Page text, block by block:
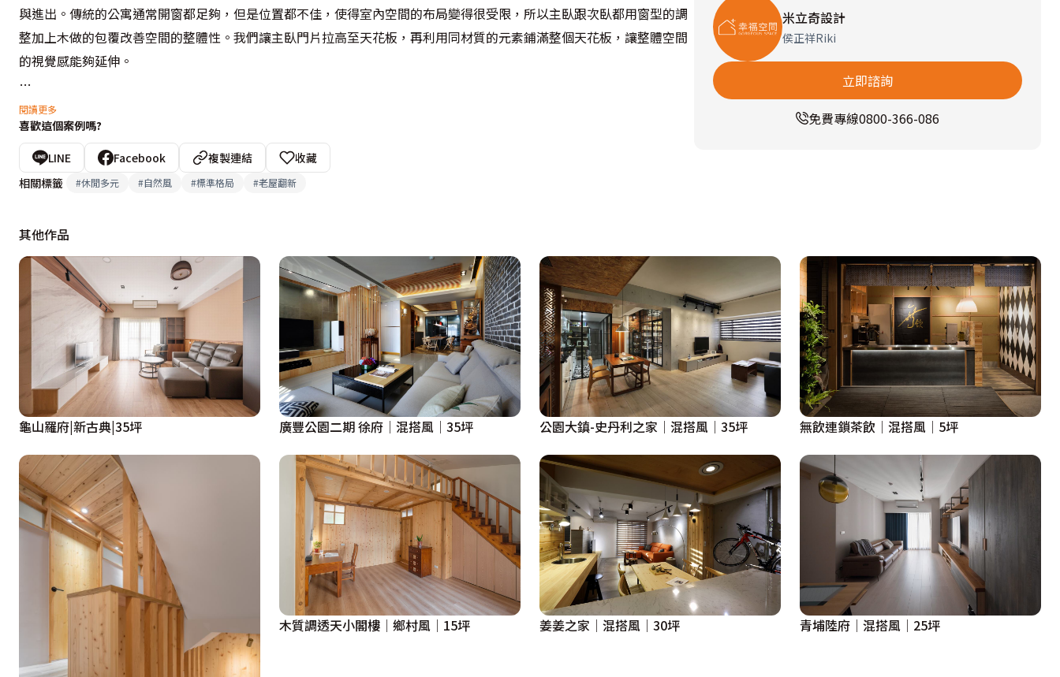
與進出。傳統的公寓通常開窗都足夠，但是位置都不佳，使得室內空間的布局變得很受限，所以主臥跟次臥都用窗型的調
整加上木做的包覆改善空間的整體性。我們讓主臥門片拉高至天花板，再利用同材質的元素鋪滿整個天花板，讓整體空間
的視覺感能夠延伸。
客廳為了保持大部分挑高與符合照明設計需求，用雲杉加上側柏木板設計，對應地板混色木紋魚骨拼的超耐磨地板，創造
出獨特木質空間的立體感，老舊且陰暗狹小的廚房，藉由打掉隔間，變成餐廚一體的開放式廚房，使後陽台的光線能照進
屋內，讓客廳及餐廳區顯得更為明亮。把原本一間衛浴空間隔成1.5間，使得主臥有獨立的馬桶與洗手台可以使用，兩間衛
浴空間利用不同地磚，營造截然不同的感覺。
設計概念文字為【米立奇設計】提供
閱讀更多
喜歡這個案例嗎?
LINE Facebook 複製連結
收藏
相關標籤
#休閒多元 #自然風 #標準格局 #老屋翻新
米立奇設計
侯正祥Riki
立即諮詢
免費專線0800-366-086
其他作品
龜山羅府|新古典|35坪 廣豐公園二期 徐府│混搭風│35坪 公園大鎮-史丹利之家│混搭風│35坪 無飲連鎖茶飲│混搭風│5坪
木質調透天小閣樓│鄉村風│15坪 姜姜之家│混搭風│30坪 青埔陸府│混搭風│25坪